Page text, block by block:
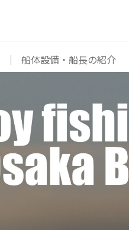
｜ 船体設備・船長の紹介